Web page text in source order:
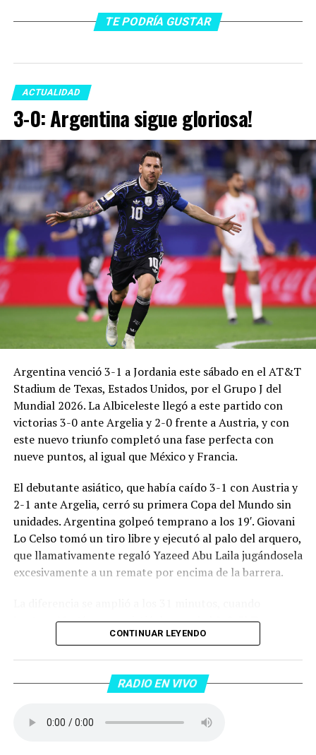
TE PODRÍA GUSTAR
ACTUALIDAD
3-0: Argentina sigue gloriosa!
Argentina venció 3-1 a Jordania este sábado en el AT&T
Stadium de Texas, Estados Unidos, por el Grupo J del
Mundial 2026. La Albiceleste llegó a este partido con
victorias 3-0 ante Argelia y 2-0 frente a Austria, y con
este nuevo triunfo completó una fase perfecta con
nueve puntos, al igual que México y Francia.
El debutante asiático, que había caído 3-1 con Austria y
2-1 ante Argelia, cerró su primera Copa del Mundo sin
unidades. Argentina golpeó temprano a los 19′. Giovani
Lo Celso tomó un tiro libre y ejecutó al palo del arquero,
que llamativamente regaló Yazeed Abu Laila jugándosela
excesivamente a un remate por encima de la barrera.
Lautaro Martínez convirtió de penal el 2-0. El Toro
anotó su primer gol en Copas del Mundo, tras no
dentro del área sobre Marcos Senesi, que intentó ir a
una segunda pelota luego de un tiro en el travesaño del
patada en la cara del jugador jordano.
CONTINUAR LEYENDO
RADIO EN VIVO